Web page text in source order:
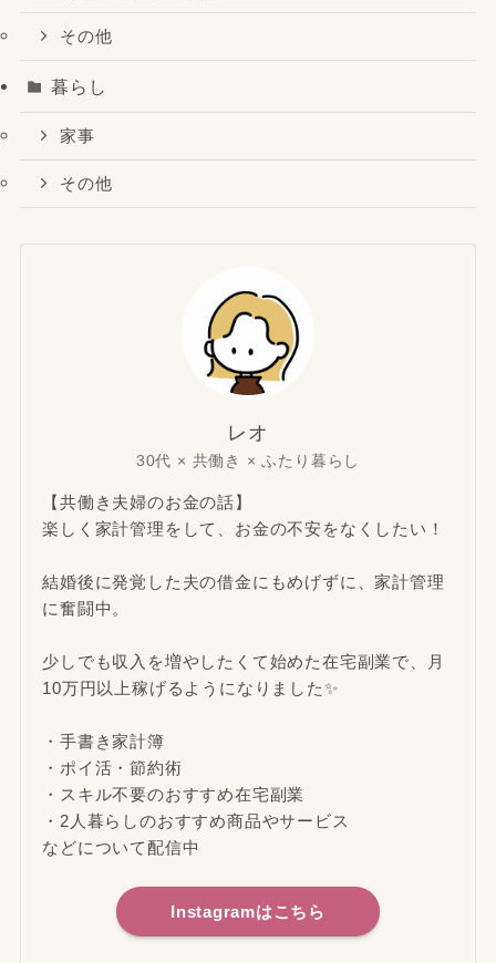
その他
暮らし
家事
その他
レオ
30代 × 共働き × ふたり暮らし
【共働き夫婦のお金の話】
楽しく家計管理をして、お金の不安をなくしたい！
結婚後に発覚した夫の借金にもめげずに、家計管理
に奮闘中。
少しでも収入を増やしたくて始めた在宅副業で、月
10万円以上稼げるようになりました✨
・手書き家計簿
・ポイ活・節約術
・スキル不要のおすすめ在宅副業
・2人暮らしのおすすめ商品やサービス
などについて配信中
Instagramはこちら